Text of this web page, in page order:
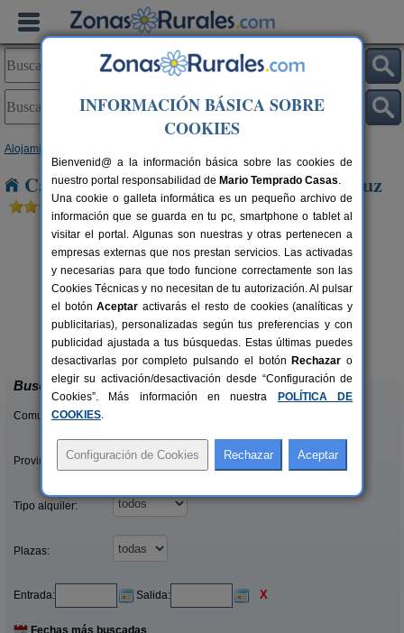
Alojamientos
Casas Rurales cerca de Arroyo de La Luz
2-30+10 pers.
desde30 €
Apartamentos Rurales Casa
Manadero
Robledillo de Gata (Cáceres)
Buscar
Comunidades:
Provincias/Islas:
Tipo alquiler:
Plazas:
Entrada: Salida: X
Fechas más buscadas
INFORMACIÓN BÁSICA SOBRE
COOKIES
Bienvenid@ a la información básica sobre las cookies de
nuestro portal responsabilidad de Mario Temprado Casas.
Una cookie o galleta informática es un pequeño archivo de
información que se guarda en tu pc, smartphone o tablet al
visitar el portal. Algunas son nuestras y otras pertenecen a
empresas externas que nos prestan servicios. Las activadas
y necesarias para que todo funcione correctamente son las
Cookies Técnicas y no necesitan de tu autorización. Al pulsar
el botónAceptar activarás el resto de cookies (analíticas y
publicitarias), personalizadas según tus preferencias y con
publicidad ajustada a tus búsquedas. Estas últimas puedes
desactivarlas por completo pulsando el botón Rechazar o
elegir su activación/desactivación desde “Configuración de
Cookies”. Más información en nuestra
POLÍTICA DE
COOKIES.